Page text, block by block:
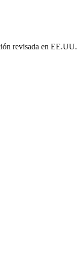
revisada en EE.UU.